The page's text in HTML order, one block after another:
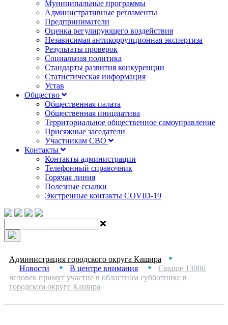
Муниципальные программы
Административные регламенты
Предприниматели
Оценка регулирующего воздействия
Независимая антикоррупционная экспертиза
Результаты проверок
Социальная политика
Стандарты развития конкуренции
Статистическая информация
Устав
Общество
Общественная палата
Общественная инициатива
Территориальное общественное самоуправление
Присяжные заседатели
Участникам СВО
Контакты
Контакты администрации
Телефонный справочник
Горячая линия
Полезные ссылки
Экстренные контакты COVID-19
Администрация городского округа Кашира ■
Новости ■ В центре внимания ■
Свыше 13000
человек примут участие в областном субботнике в
городском округе Кашира